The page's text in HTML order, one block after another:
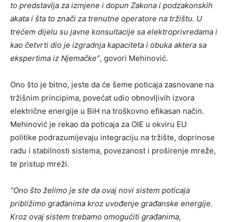
to predstavlja za izmjene i dopun Zakona i podzakonskih
akata i šta to znači za trenutne operatore na tržištu. U
trećem dijelu su javne konsultacije sa elektroprivredama i
kao četvrti dio je izgradnja kapaciteta i obuka aktera sa
ekspertima iz Njemačke”, govori Mehinović.
Ono što je bitno, jeste da će šeme poticaja zasnovane na
tržišnim principima, povećat udio obnovljivih izvora
električne energije u BiH na troškovno efikasan način.
Mehinović je rekao da poticaja za OIE u okviru EU
politike podrazumijevaju integraciju na tržište, doprinose
radu i stabilnosti sistema, povezanost i proširenje mreže,
te pristup mreži.
“Ono što želimo je ste da ovaj novi sistem poticaja
približimo građanima kroz uvođenje građanske energije.
Kroz ovaj sistem trebamo omogućiti građanima,